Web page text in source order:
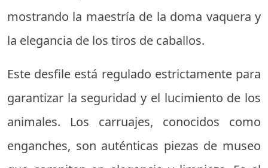
mostrando la maestría de la doma vaquera y
la elegancia de los tiros de caballos.
Este desfile está regulado estrictamente para
garantizar la seguridad y el lucimiento de los
animales. Los carruajes, conocidos como
enganches, son auténticas piezas de museo